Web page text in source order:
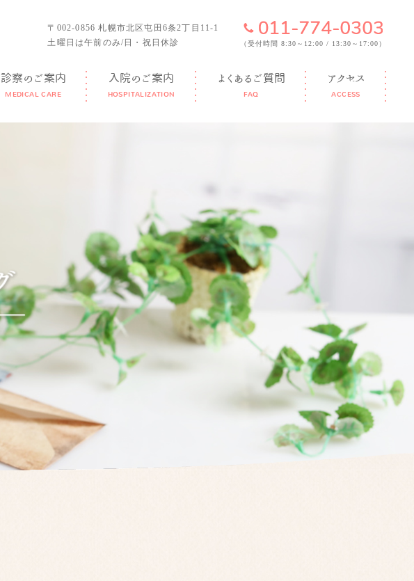
〒002-0856 札幌市北区屯田6条2丁目11-1
土曜日は午前のみ/日・祝日休診
（受付時間 8:30～12:00 / 13:30～17:00）
診察のご案内
MEDICAL CARE
入院のご案内
HOSPITALIZATION
よくあるご質問
FAQ
アクセス
ACCESS